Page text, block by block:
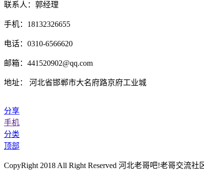
联系人：郭经理
手机：18132326655
电话：0310-6566620
邮箱：441520902@qq.com
地址： 河北省邯郸市大名府路京府工业城
分享
手机
分类
顶部
CopyRight 2018 All Right Reserved 河北老哥吧!老哥交流